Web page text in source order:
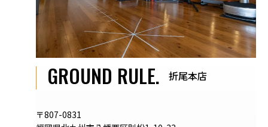
GROUND RULE. 折尾本店
〒807-0831